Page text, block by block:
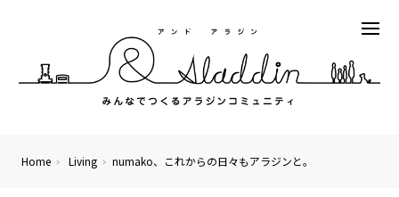
Home Living numako、これからの日々もアラジンと。